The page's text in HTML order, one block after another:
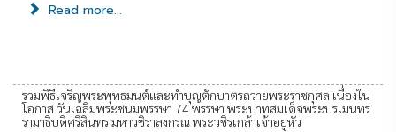
Read more...
ร่วมพิธีเจริญพระพุทธมนต์และทำบุญตักบาตรถวายพระราชกุศล เนื่องใน
โอกาส วันเฉลิมพระชนมพรรษา 74 พรรษา พระบาทสมเด็จพระปรเมนทร
รามาธิบดีศรีสินทร มหาวชิราลงกรณ พระวชิรเกล้าเจ้าอยู่หัว